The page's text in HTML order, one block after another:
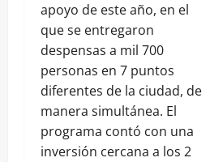
apoyo de este año, en el
que se entregaron
despensas a mil 700
personas en 7 puntos
diferentes de la ciudad, de
manera simultánea. El
programa contó con una
inversión cercana a los 2